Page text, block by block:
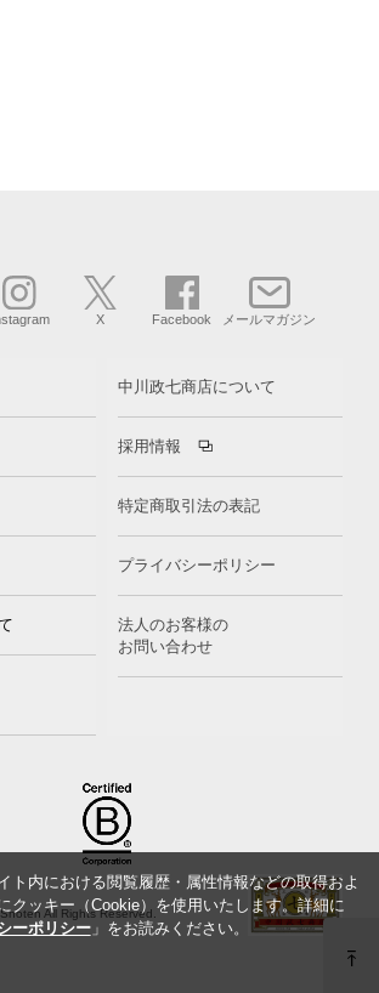
X Facebook メールマガジン
中川政七商店について
採用情報
特定商取引法の表記
プライバシーポリシー
法人のお客様の
お問い合わせ
All Rights Reserved.
ト内における閲覧履歴・属性情報などの取得およ
クッキー（Cookie）を使用いたします。詳細に
ーポリシー」をお読みください。